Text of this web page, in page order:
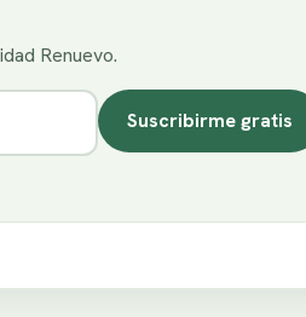
Renuevo.
Suscribirme gratis